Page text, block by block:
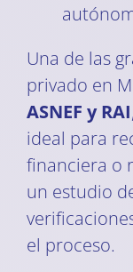
Una de las
privado en
ASNEF y RAI
ideal para
financiera o
un estudio
el proceso.